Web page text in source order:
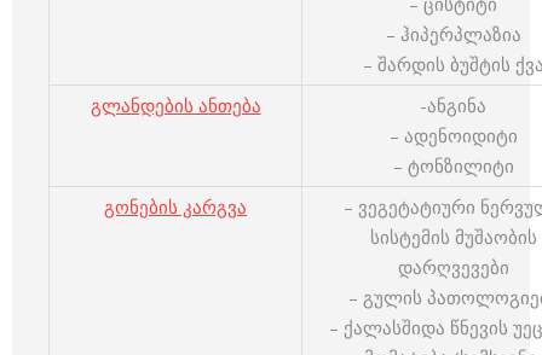
– ჰიპერპლაზია
– შარდის ბუშტის
გლანდების ანთება
-ანგინა
– ადენოიდიტი
– ტონზილიტი
გონების კარგვა
– ვეგეტატიური
სისტემის მუშაობის
დარღვევები
– გულის
– ქალასშიდა წნევის